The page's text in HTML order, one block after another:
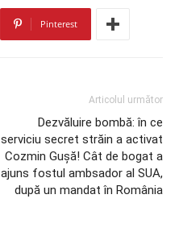
Pinterest
Articolul următor
Dezvăluire bombă: în ce
serviciu secret străin a activat
Cozmin Gușă! Cât de bogat a
ajuns fostul ambsador al SUA,
după un mandat în România